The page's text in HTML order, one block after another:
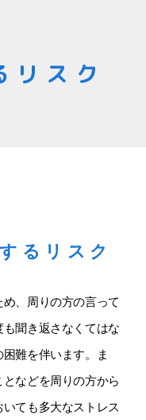
リスク
るリスク
、周りの方の言って
聞き返さなくてはな
難を伴います。ま
などを周りの方から
ても多大なストレス